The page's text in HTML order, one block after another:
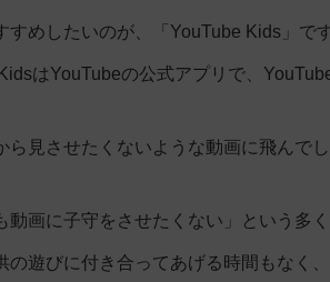
すめしたいのが、「YouTube Kids」です
はYouTubeの公式アプリで、
ら見させたくないような動画に飛んで
動画に子守をさせたくない」という多
の遊びに付き合ってあげる時間もなく